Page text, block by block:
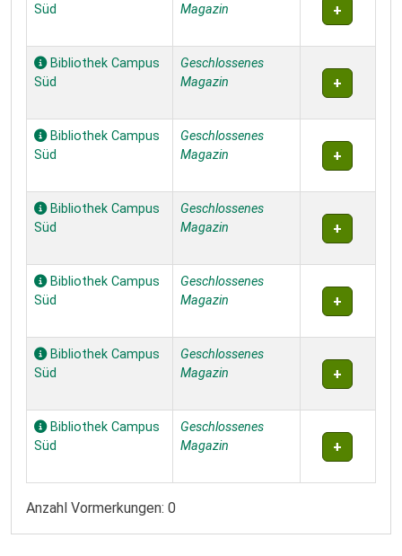
Süd
Magazin
Bibliothek Campus
Süd
Geschlossenes
Magazin
Bibliothek Campus
Süd
Geschlossenes
Magazin
Bibliothek Campus
Süd
Geschlossenes
Magazin
Bibliothek Campus
Süd
Geschlossenes
Magazin
Bibliothek Campus
Süd
Geschlossenes
Magazin
Bibliothek Campus
Süd
Geschlossenes
Magazin
Anzahl Vormerkungen: 0